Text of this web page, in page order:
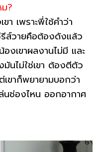
?
า เพราะพี่ใช้คำว่า
รีส์วายคือต้องดังแล้ว
งเขาผลงานไม่มี และ
มันไม่ใช่เขา ต้องตีตัว
เขาก็พยายามบอกว่า
ล่นช่องไหน ออกอากาศ